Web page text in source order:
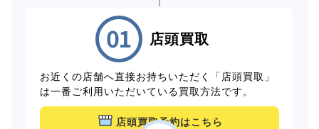
店頭買取
お近くの店舗へ直接お持ちいただく「店頭買取」
は一番ご利用いただいている買取方法です。
店頭買取予約はこちら